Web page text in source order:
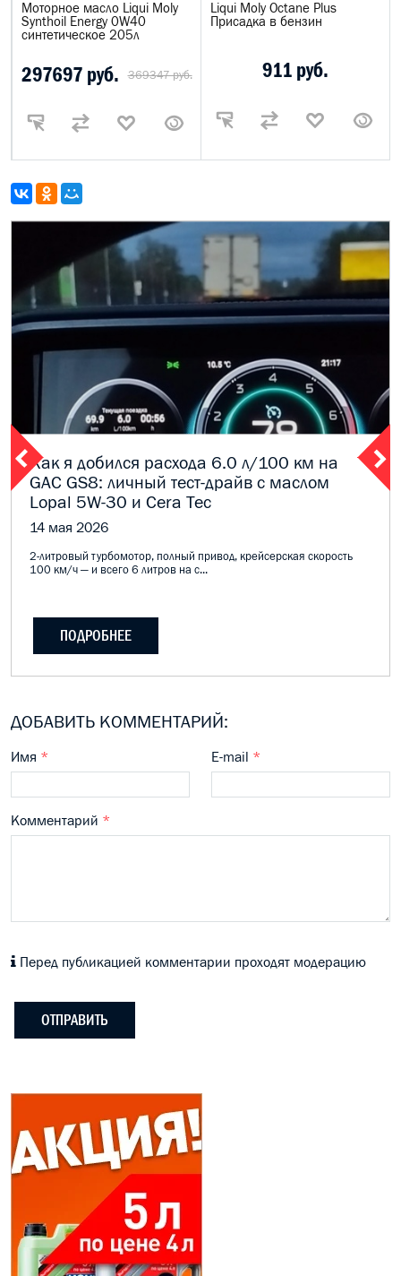
Моторное масло Liqui Moly
Synthoil Energy 0W40
синтетическое 205л
297697 руб. 369347 руб.
Liqui Moly Octane Plus
Присадка в бензин
911 руб.
Как я добился расхода 6.0 л/100 км на
GAC GS8: личный тест-драйв с маслом
Lopal 5W-30 и Cera Tec
14 мая 2026
2-литровый турбомотор, полный привод, крейсерская скорость
100 км/ч — и всего 6 литров на с...
ПОДРОБНЕЕ
ДОБАВИТЬ КОММЕНТАРИЙ:
Имя * E-mail *
Комментарий *
Перед публикацией комментарии проходят модерацию
ОТПРАВИТЬ